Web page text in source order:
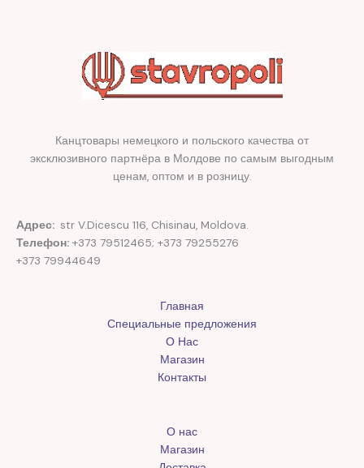
Канцтовары немецкого и польского качества от
эксклюзивного партнёра в Молдове по самым выгодным
ценам, оптом и в розницу.
Адрес: str V.Dicescu 116, Chisinau, Moldova.
Телефон: +373 79512465; +373 79255276
+373 79944649
Главная
Специальные предложения
О Нас
Магазин
Контакты
О нас
Магазин